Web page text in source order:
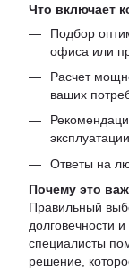
Что включает
Подбор
офиса или
Расчет
ваших
Ответы на
Почему это
Правильный
долговечности
специалисты
решение,